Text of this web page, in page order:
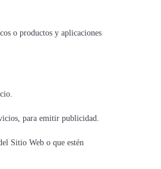
o productos y aplicaciones
para emitir publicidad.
Sitio Web o que estén